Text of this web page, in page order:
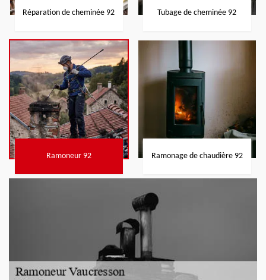
Réparation de cheminée 92 Tubage de cheminée 92
Ramoneur 92 Ramonage de chaudière 92